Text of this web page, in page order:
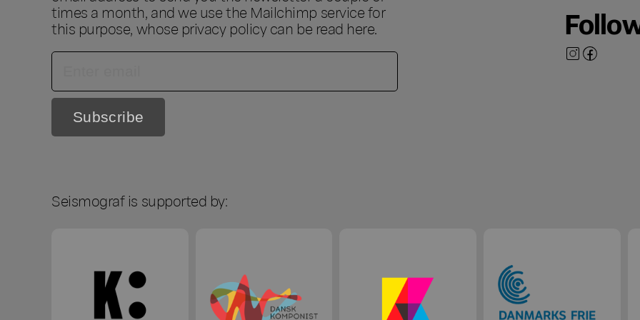
times a month, and we use the Mailchimp service for
this purpose, whose privacy policy can be read here.
Seismograf is supported by: